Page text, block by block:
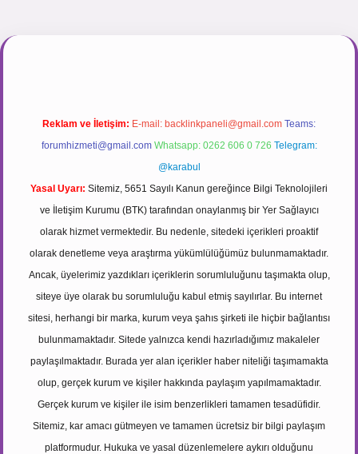
Reklam ve İletişim: E-mail: backlinkpaneli@gmail.com Teams:
forumhizmeti@gmail.com Whatsapp: 0262 606 0 726 Telegram:
@karabul
Yasal Uyarı: Sitemiz, 5651 Sayılı Kanun gereğince Bilgi Teknolojileri
ve İletişim Kurumu (BTK) tarafından onaylanmış bir Yer Sağlayıcı
olarak hizmet vermektedir. Bu nedenle, sitedeki içerikleri proaktif
olarak denetleme veya araştırma yükümlülüğümüz bulunmamaktadır.
Ancak, üyelerimiz yazdıkları içeriklerin sorumluluğunu taşımakta olup,
siteye üye olarak bu sorumluluğu kabul etmiş sayılırlar. Bu internet
sitesi, herhangi bir marka, kurum veya şahıs şirketi ile hiçbir bağlantısı
bulunmamaktadır. Sitede yalnızca kendi hazırladığımız makaleler
paylaşılmaktadır. Burada yer alan içerikler haber niteliği taşımamakta
olup, gerçek kurum ve kişiler hakkında paylaşım yapılmamaktadır.
Gerçek kurum ve kişiler ile isim benzerlikleri tamamen tesadüfidir.
Sitemiz, kar amacı gütmeyen ve tamamen ücretsiz bir bilgi paylaşım
platformudur. Hukuka ve yasal düzenlemelere aykırı olduğunu